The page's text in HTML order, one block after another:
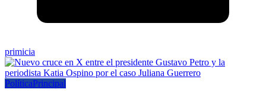
primicia
PolíticaPrincipal